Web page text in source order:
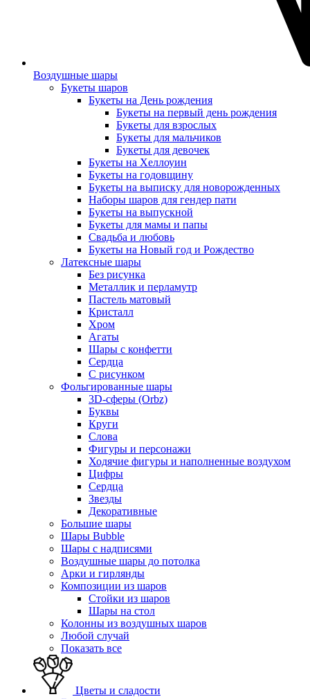
Воздушные шары
Букеты шаров
Букеты на День рождения
Букеты на первый день рождения
Букеты для взрослых
Букеты для мальчиков
Букеты для девочек
Букеты на Хеллоуин
Букеты на годовщину
Букеты на выписку для новорожденных
Наборы шаров для гендер пати
Букеты на выпускной
Букеты для мамы и папы
Свадьба и любовь
Букеты на Новый год и Рождество
Латексные шары
Без рисунка
Металлик и перламутр
Пастель матовый
Кристалл
Хром
Агаты
Шары с конфетти
Сердца
С рисунком
Фольгированные шары
3D-сферы (Orbz)
Буквы
Круги
Слова
Фигуры и персонажи
Ходячие фигуры и наполненные воздухом
Цифры
Сердца
Звезды
Декоративные
Большие шары
Шары Bubble
Шары с надписями
Воздушные шары до потолка
Арки и гирлянды
Композиции из шаров
Стойки из шаров
Шары на стол
Колонны из воздушных шаров
Любой случай
Показать все
Цветы и сладости